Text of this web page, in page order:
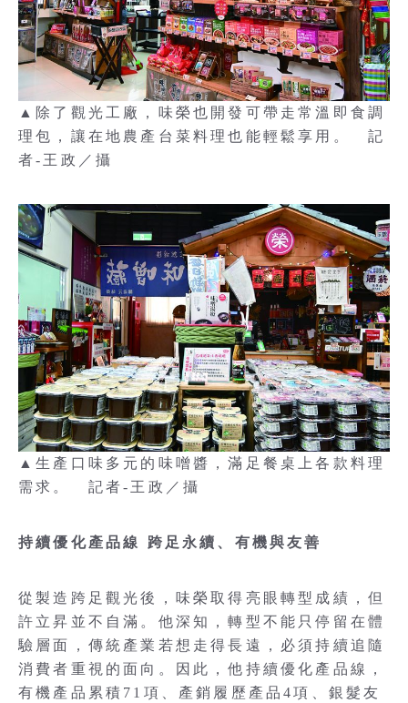
▲除了觀光工廠，味榮也開發可帶走常溫即食調
理包，讓在地農產台菜料理也能輕鬆享用。 記
者-王政／攝
▲生產口味多元的味噌醬，滿足餐桌上各款料理
需求。 記者-王政／攝
持續優化產品線 跨足永續、有機與友善
從製造跨足觀光後，味榮取得亮眼轉型成績，但
許立昇並不自滿。他深知，轉型不能只停留在體
驗層面，傳統產業若想走得長遠，必須持續追隨
消費者重視的面向。因此，他持續優化產品線，
有機產品累積71項、產銷履歷產品4項、銀髮友